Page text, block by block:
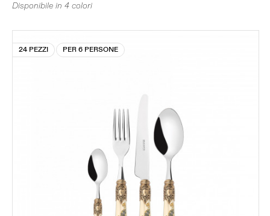
Disponibile in 4 colori
24 PEZZI PER 6 PERSONE